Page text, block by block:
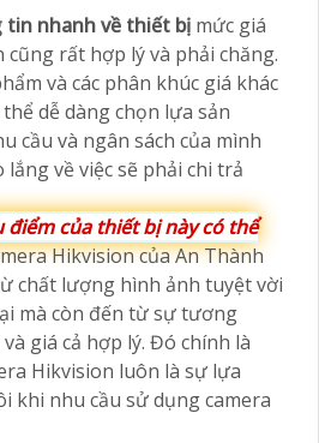
tin nhanh về thiết bị mức giá
cũng rất hợp lý và phải chăng.
và các phân khúc giá khác
dễ dàng chọn lựa sản
cầu và ngân sách của mình
về việc sẽ phải chi trả
của thiết bị này có thể
Hikvision của An Thành
chất lượng hình ảnh tuyệt vời
mà còn đến từ sự tương
giá cả hợp lý. Đó chính là
Hikvision luôn là sự lựa
khi nhu cầu sử dụng camera